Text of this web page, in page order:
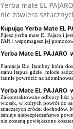
Yerba mate EL
nie zawiera
Kupując Yerba Mate EL
Pijesz yerba mate El Pajaro i
PAH i wspomagasz jej
Yerba Mate EL
Plantacja Rio Itambey która
stanu Itapua gdzie młode
faunie powrócić na
Yerba Mate EL PAJARO
Zakontraktowane odbiory liści
wiosek, w których powrót do
znaczących źródeł dochodów.
istnieje niebezpieczeństwo
nie zostaną powiększone